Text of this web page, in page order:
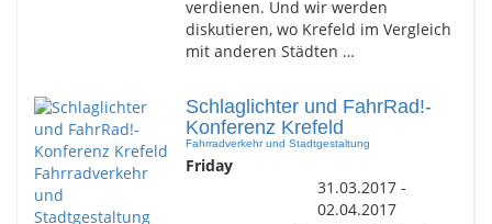
verdienen. Und wir werden
diskutieren, wo Krefeld im Vergleich
mit anderen Städten …
Schlaglichter und FahrRad!-
Konferenz Krefeld
Fahrradverkehr und Stadtgestaltung
Friday
31.03.2017 -
02.04.2017